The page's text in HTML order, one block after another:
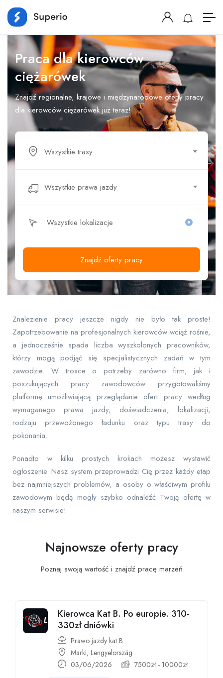
Praca dla kierowców
ciężarówek
Znajdź regionalne, krajowe i międzynarodowe oferty pracy
dla kierowców ciężarówek już teraz!
Wszystkie trasy
Wszystkie prawa jazdy
Znajdź oferty pracy
Znalezienie pracy jeszcze nigdy nie było tak proste!
Zapotrzebowanie na profesjonalnych kierowców wciąż rośnie,
a jednocześnie spada liczba wyszkolonych pracowników,
którzy mogą podjąć się specjalistycznych zadań w tym
zawodzie. W trosce o potrzeby zarówno firm, jak i
poszukujących pracy zawodowców przygotowaliśmy
platformę umożliwiającą przeglądanie ofert pracy według
wymaganego prawa jazdy, doświadczenia, lokalizacji,
rodzaju przewożonego ładunku oraz typu trasy do
pokonania.
Ponadto w kilku prostych krokach możesz wystawić
ogłoszenie. Nasz system przeprowadzi Cię przez każdy etap
bez najmniejszych problemów, a osoby o właściwym profilu
zawodowym będą mogły szybko odnaleźć Twoją ofertę w
naszym serwisie!
Najnowsze oferty pracy
Poznaj swoją wartość i znajdź pracę marzeń
Kierowca Kat B. Po europie. 310-
330zł dniówki
Prawo jazdy kat B
Marki, Lengyelország
03/06/2026
7500zł- 10000zł